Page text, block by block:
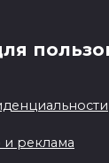
и реклама